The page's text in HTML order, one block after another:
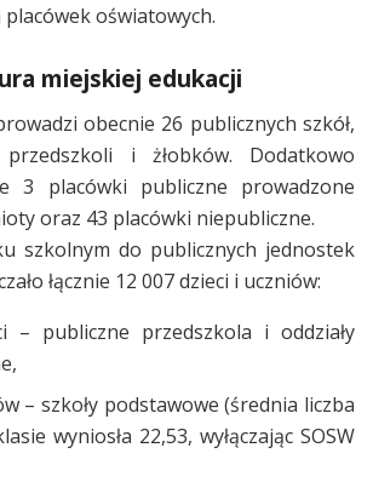
oświatowych.
miejskiej edukacji
obecnie 26 publicznych szkół,
i żłobków. Dodatkowo
3 placówki publiczne prowadzone
oraz 43 placówki niepubliczne.
szkolnym do publicznych jednostek
łącznie 12 007 dzieci i uczniów:
– publiczne przedszkola i oddziały
– szkoły podstawowe (średnia liczba
wyniosła 22,53, wyłączając SOSW